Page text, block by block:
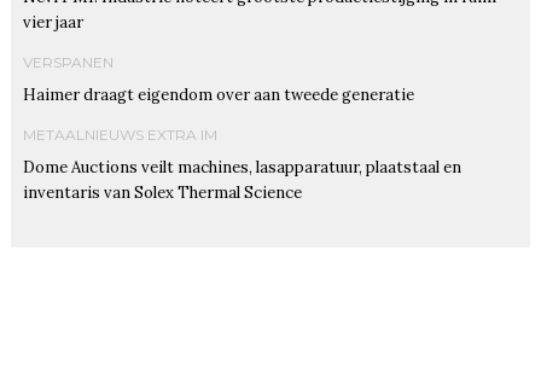
vier jaar
VERSPANEN
Haimer draagt eigendom over aan tweede generatie
METAALNIEUWS EXTRA IM
Dome Auctions veilt machines, lasapparatuur, plaatstaal en
inventaris van Solex Thermal Science